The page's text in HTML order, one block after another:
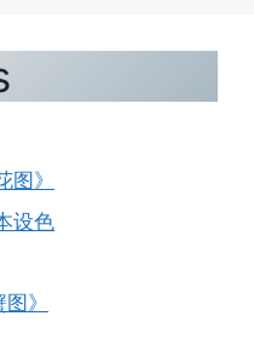
》
设色
》